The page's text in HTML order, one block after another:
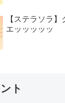
【ステラソラ】
エッッッッッ
ト